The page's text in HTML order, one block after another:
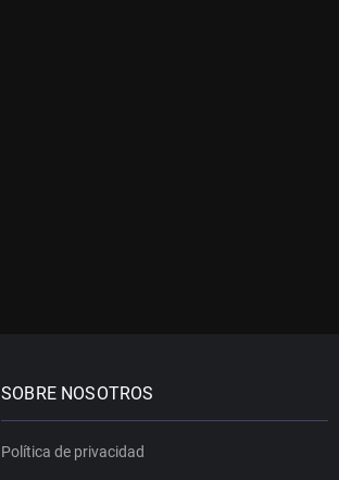
SOBRE NOSOTROS
Política de privacidad